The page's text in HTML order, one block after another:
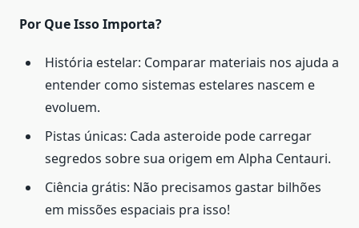
Por Que Isso Importa?
História estelar: Comparar materiais nos ajuda a
entender como sistemas estelares nascem e
evoluem.
Pistas únicas: Cada asteroide pode carregar
segredos sobre sua origem em Alpha Centauri.
Ciência grátis: Não precisamos gastar bilhões
em missões espaciais pra isso!